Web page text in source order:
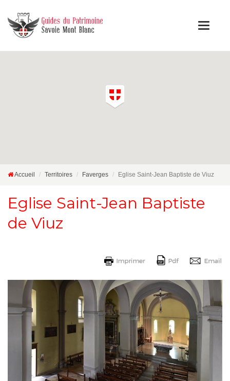
Accueil Territoires Faverges Eglise Saint-Jean Baptiste de Viuz
Eglise Saint-Jean Baptiste
de Viuz